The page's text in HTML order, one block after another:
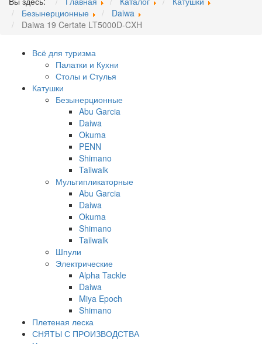
Безынерционные
Daiwa
Daiwa 19 Certate LT5000D-CXH
Всё для туризма
Палатки и Кухни
Столы и Стулья
Катушки
Безынерционные
Abu Garcia
Daiwa
Okuma
PENN
Shimano
Tailwalk
Мультипликаторные
Abu Garcia
Daiwa
Okuma
Shimano
Tailwalk
Шпули
Электрические
Alpha Tackle
Daiwa
Miya Epoch
Shimano
Плетеная леска
СНЯТЫ С ПРОИЗВОДСТВА